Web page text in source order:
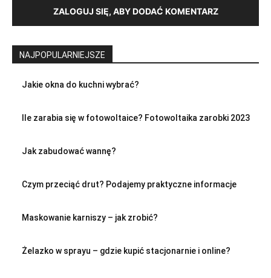
ZALOGUJ SIĘ, ABY DODAĆ KOMENTARZ
NAJPOPULARNIEJSZE
Jakie okna do kuchni wybrać?
Ile zarabia się w fotowoltaice? Fotowoltaika zarobki 2023
Jak zabudować wannę?
Czym przeciąć drut? Podajemy praktyczne informacje
Maskowanie karniszy – jak zrobić?
Żelazko w sprayu – gdzie kupić stacjonarnie i online?